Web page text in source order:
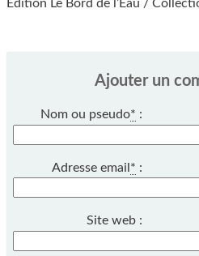
Edition Le Bord de l’Eau /
Ajouter un
Nom ou pseudo* :
Adresse email * :
Site web :